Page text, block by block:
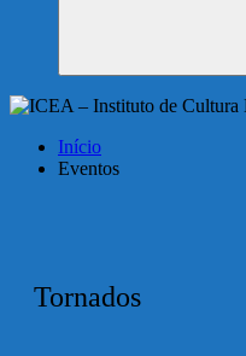
Início
Eventos
Tornados